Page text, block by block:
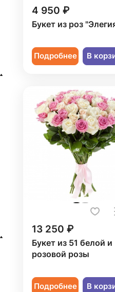
4 950 ₽
Букет из роз
Подробнее В
13 250 ₽
Букет из 51 белой и
розовой розы
Подробнее В